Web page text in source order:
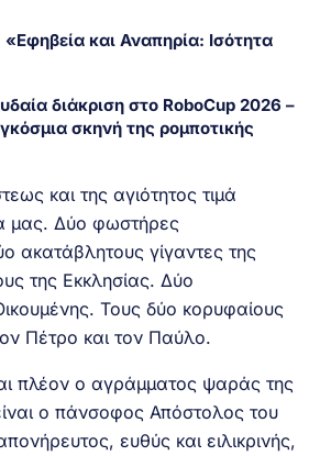
και Αναπηρία: Ισότητα
διάκριση στο RoboCup 2026 –
σκηνή της ρομποτικής
και της αγιότητος τιμά
μας. Δύο φωστήρες
ακατάβλητους γίγαντες της
της Εκκλησίας. Δύο
Τους δύο κορυφαίους
Πέτρο και τον Παύλο.
πλέον ο αγράμματος ψαράς της
ο πάνσοφος Απόστολος του
ευθύς και ειλικρινής,